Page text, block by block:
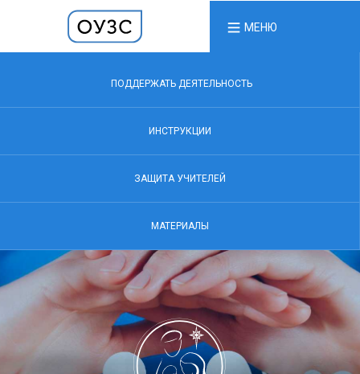
МЕНЮ
ПОДДЕРЖАТЬ ДЕЯТЕЛЬНОСТЬ
ИНСТРУКЦИИ
ЗАЩИТА УЧИТЕЛЕЙ
МАТЕРИАЛЫ